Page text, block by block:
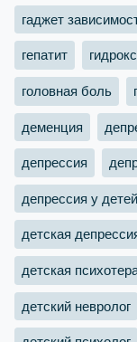
гаджет
гепатит
головная боль
деменция
депрессия
депрессия у детей
детская
детская
детский невролог